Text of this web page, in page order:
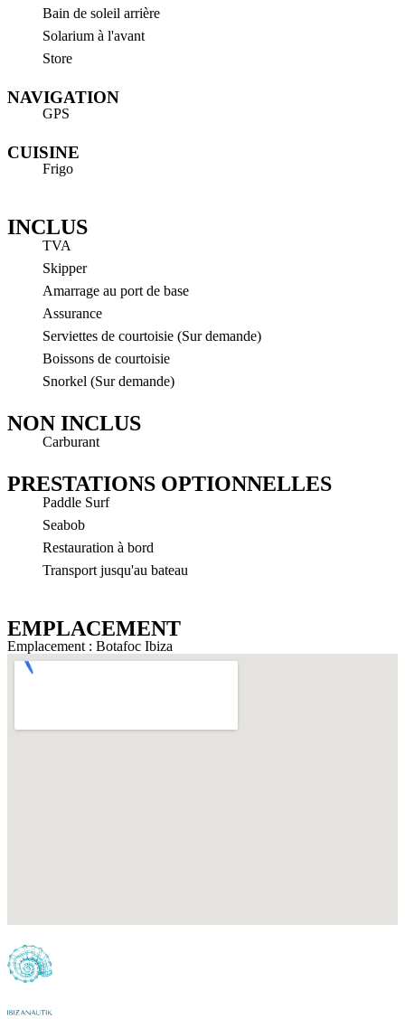
Bain de soleil arrière
Solarium à l'avant
Store
NAVIGATION
GPS
CUISINE
Frigo
INCLUS
TVA
Skipper
Amarrage au port de base
Assurance
Serviettes de courtoisie (Sur demande)
Boissons de courtoisie
Snorkel (Sur demande)
NON INCLUS
Carburant
PRESTATIONS OPTIONNELLES
Paddle Surf
Seabob
Restauration à bord
Transport jusqu'au bateau
EMPLACEMENT
Emplacement : Botafoc Ibiza